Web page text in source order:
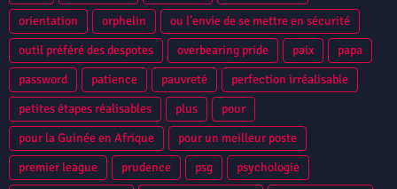
orientation
orphelin
ou l’envie de se mettre en sécurité
outil préféré des despotes
overbearing pride paix
papa
password
patience pauvreté
perfection irréalisable
petites étapes réalisables
plus
pour
pour la Guinée en Afrique
pour un meilleur poste
premier league
prudence psg
psychologie